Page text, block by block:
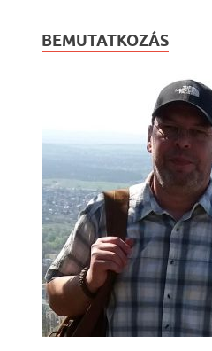
BEMUTATKOZÁS